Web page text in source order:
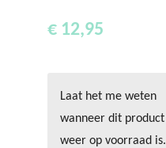
€ 12,95
Laat het me weten
wanneer dit product
weer op voorraad is.